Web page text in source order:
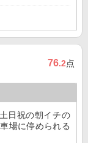
76.2点
日祝の朝イチの
場に停められる